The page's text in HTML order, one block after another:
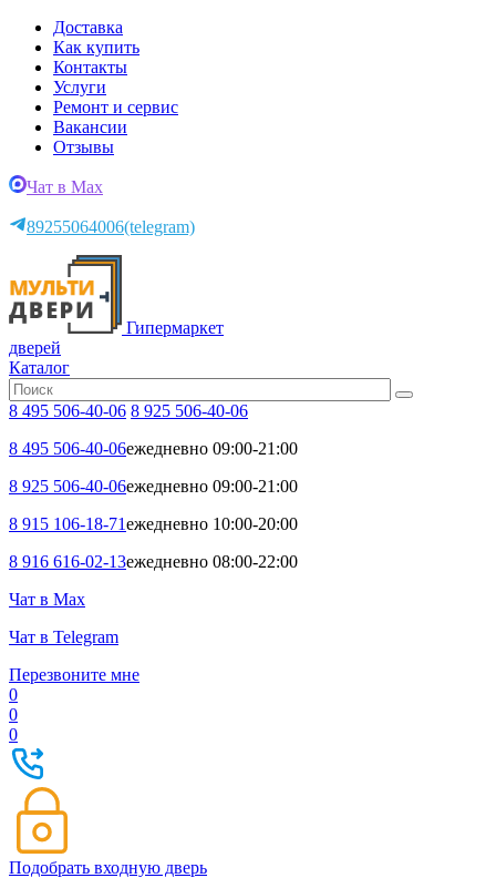
Доставка
Как купить
Контакты
Услуги
Ремонт и сервис
Вакансии
Отзывы
Чат в Max
89255064006(telegram)
Гипермаркет
дверей
Каталог
8 495 506-40-06 8 925 506-40-06
8 495 506-40-06ежедневно 09:00-21:00
8 925 506-40-06ежедневно 09:00-21:00
8 915 106-18-71ежедневно 10:00-20:00
8 916 616-02-13ежедневно 08:00-22:00
Чат в Max
Чат в Telegram
Перезвоните мне
0
0
0
Подобрать входную дверь